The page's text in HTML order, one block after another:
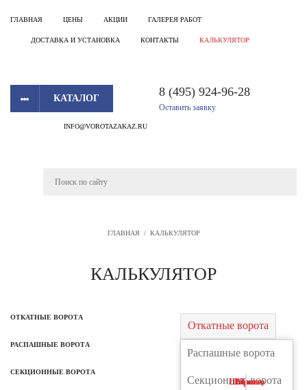
ГЛАВНАЯ ЦЕНЫ АКЦИИ ГАЛЕРЕЯ РАБОТ
ДОСТАВКА И УСТАНОВКА КОНТАКТЫ КАЛЬКУЛЯТОР
КАТАЛОГ 8 (495) 924-96-28
Оставить заявку
INFO@VOROTAZAKAZ.RU
ГЛАВНАЯ / КАЛЬКУЛЯТОР
КАЛЬКУЛЯТОР
ОТКАТНЫЕ ВОРОТА
РАСПАШНЫЕ ВОРОТА
СЕКЦИОННЫЕ ВОРОТА
Откатные ворота
Распашные ворота
Секционные ворота
Ширина
Высота
Тип